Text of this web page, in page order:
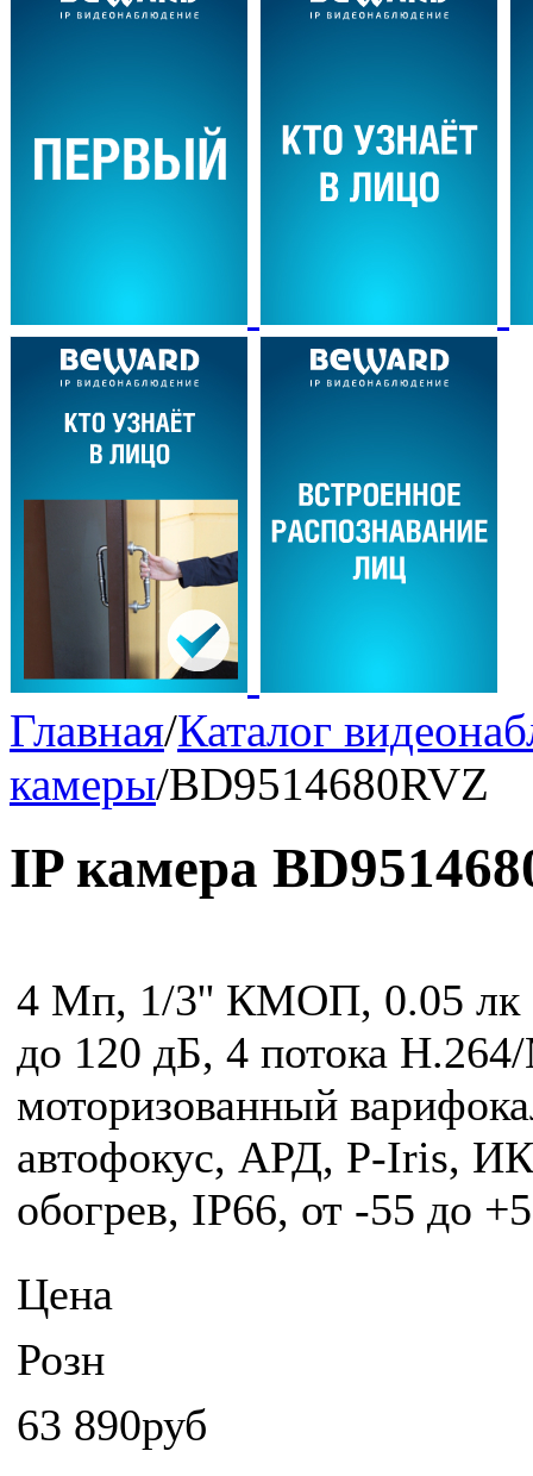
Главная/Каталог
камеры/BD9514680RVZ
IP камера
4 Мп, 1/3'' КМОП, 0.05 лк
до 120 дБ, 4 потока
моторизованный
автофокус, АРД, P-Iris,
обогрев, IP66, от -55 до
Цена
Розн
63 890руб